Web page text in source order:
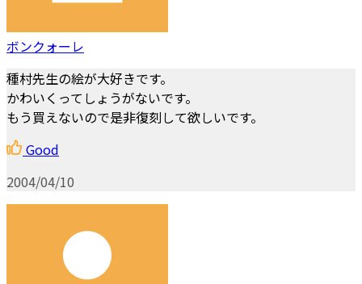
ボンクォーレ
種村先生の絵が大好きです。
かわいくってしょうがないです。
もう買えないので是非復刻して欲しいです。
Good
2004/04/10